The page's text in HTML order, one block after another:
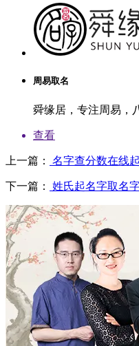
周易取名
舜缘居，专注周易，
查看
上一篇： 名字查分数在线
下一篇： 姓氏起名字取名